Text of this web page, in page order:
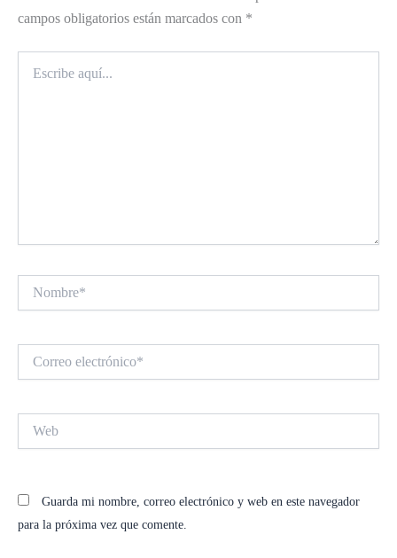
campos obligatorios están marcados con *
aquí...
electrónico*
Guarda mi nombre, correo electrónico y web en este navegador
para la próxima vez que comente.